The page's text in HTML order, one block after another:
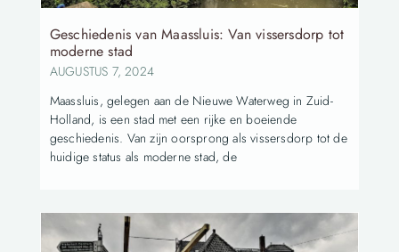
Geschiedenis van Maassluis: Van vissersdorp tot
moderne stad
AUGUSTUS 7, 2024
Maassluis, gelegen aan de Nieuwe Waterweg in Zuid-
Holland, is een stad met een rijke en boeiende
geschiedenis. Van zijn oorsprong als vissersdorp tot de
huidige status als moderne stad, de